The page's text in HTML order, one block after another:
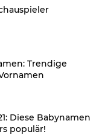
Trendige
Diese Babynamen
populär!